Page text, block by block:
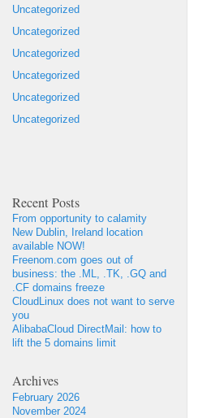
Uncategorized
Uncategorized
Uncategorized
Uncategorized
Uncategorized
Uncategorized
Recent Posts
From opportunity to calamity
New Dublin, Ireland location
available NOW!
Freenom.com goes out of
business: the .ML, .TK, .GQ and
.CF domains freeze
CloudLinux does not want to serve
you
AlibabaCloud DirectMail: how to
lift the 5 domains limit
Archives
February 2026
November 2024